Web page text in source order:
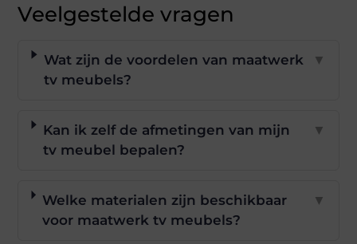
Veelgestelde vragen
Wat zijn de voordelen van maatwerk
tv meubels?
▼
Kan ik zelf de afmetingen van mijn
tv meubel bepalen?
▼
Welke materialen zijn beschikbaar
voor maatwerk tv meubels?
▼